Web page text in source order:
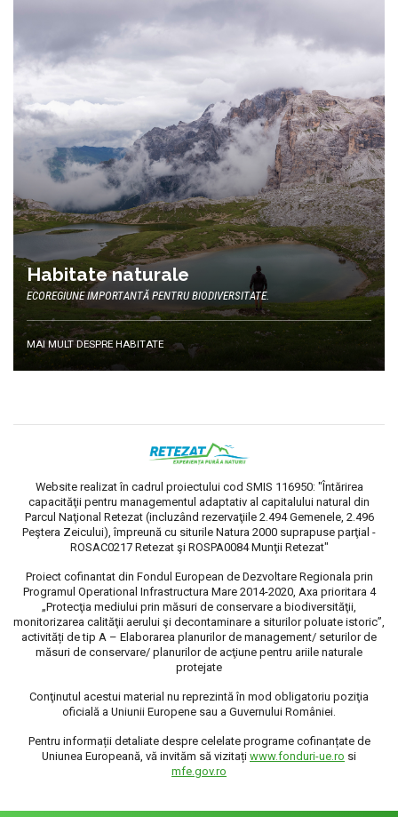
Habitate naturale
ECOREGIUNE IMPORTANTĂ PENTRU BIODIVERSITATE.
MAI MULT DESPRE HABITATE
Website realizat în cadrul proiectului cod SMIS 116950: "Întărirea
capacităţii pentru managementul adaptativ al capitalului natural din
Parcul Naţional Retezat (incluzând rezervaţiile 2.494 Gemenele, 2.496
Peştera Zeicului), împreună cu siturile Natura 2000 suprapuse parţial -
ROSAC0217 Retezat şi ROSPA0084 Munţii Retezat"
Proiect cofinantat din Fondul European de Dezvoltare Regionala prin
Programul Operational Infrastructura Mare 2014-2020, Axa prioritara 4
„Protecţia mediului prin măsuri de conservare a biodiversităţii,
monitorizarea calităţii aerului şi decontaminare a siturilor poluate istoric”,
activități de tip A – Elaborarea planurilor de management/ seturilor de
măsuri de conservare/ planurilor de acţiune pentru ariile naturale
protejate
Conţinutul acestui material nu reprezintă în mod obligatoriu poziţia
oficială a Uniunii Europene sau a Guvernului României.
Pentru informații detaliate despre celelate programe cofinanțate de
Uniunea Europeană, vă invităm să vizitați www.fonduri-ue.ro si
mfe.gov.ro